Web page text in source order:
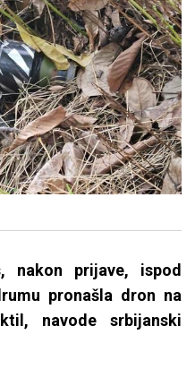
nakon prijave, ispod
pronašla dron na
navode srbijanski